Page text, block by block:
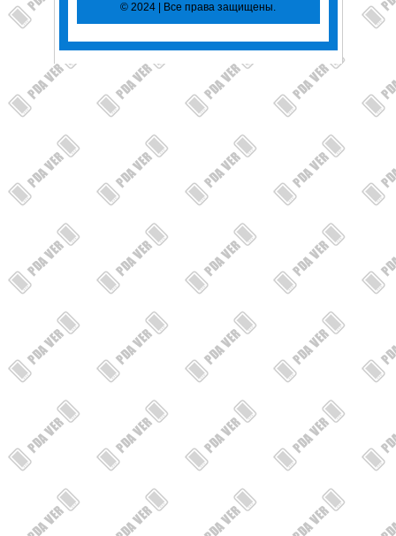
© 2024 | Все права защищены.